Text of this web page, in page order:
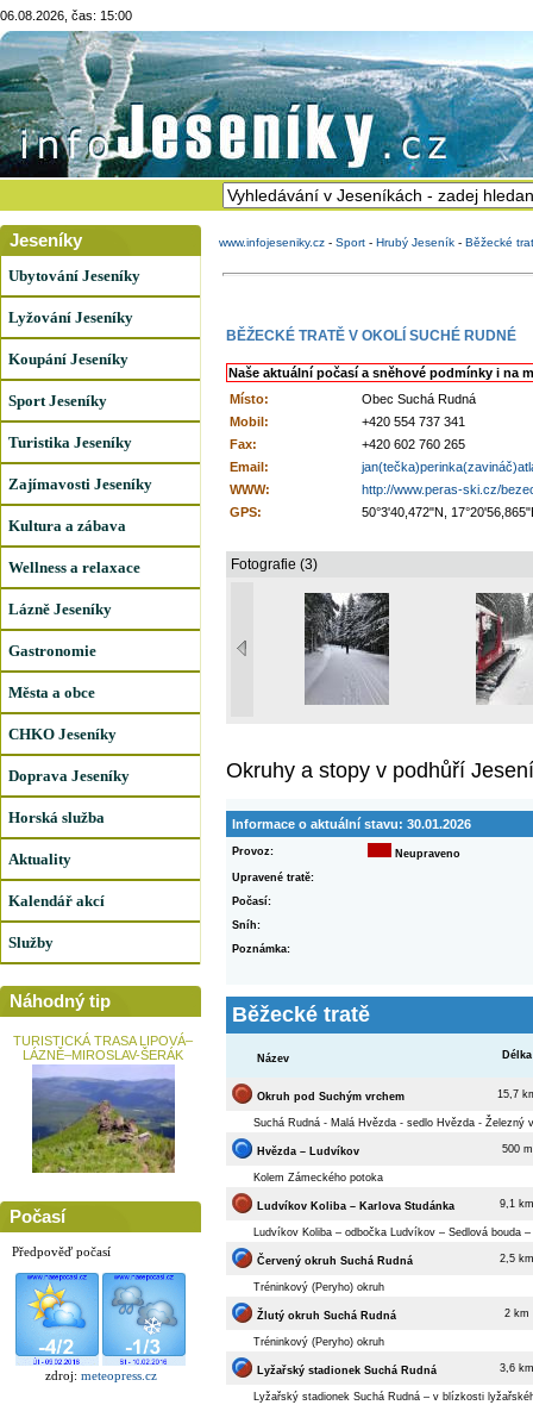
06.08.2026, čas: 15:00
Jeseníky
Ubytování Jeseníky
Lyžování Jeseníky
Koupání Jeseníky
Sport Jeseníky
Turistika Jeseníky
Zajímavosti Jeseníky
Kultura a zábava
Wellness a relaxace
Lázně Jeseníky
Gastronomie
Města a obce
CHKO Jeseníky
Doprava Jeseníky
Horská služba
Aktuality
Kalendář akcí
Služby
Náhodný tip
TURISTICKÁ TRASA LIPOVÁ–
LÁZNĚ–MIROSLAV-ŠERÁK
Počasí
Předpověď počasí
zdroj: meteopress.cz
www.infojeseniky.cz - Sport - Hrubý Jeseník - Běžecké
BĚŽECKÉ TRATĚ V OKOLÍ SUCHÉ RUDNÉ
Naše aktuální počasí a sněhové podmínky i na
Místo:
Obec Suchá Rudná
Mobil:
+420 554 737 341
Fax:
+420 602 760 265
Email:
WWW:
http://www.peras-ski.cz/
GPS:
50°3'40,472"N,
Fotografie (3)
Okruhy a stopy v podhůří
Informace o aktuální stavu: 30.01.2026
Provoz:
Neupraveno
Upravené tratě:
Počasí:
Sníh:
Poznámka:
Běžecké tratě
Název Délka
Okruh pod Suchým vrchem 15,7
Suchá Rudná - Malá Hvězda - sedlo Hvězda - Železný
Hvězda – Ludvíkov 500 m
Kolem Zámeckého potoka
Ludvíkov Koliba – Karlova Studánka 9,1
Ludvíkov Koliba – odbočka Ludvíkov – Sedlová bouda
Červený okruh Suchá Rudná 2,5
Tréninkový (Peryho) okruh
Žlutý okruh Suchá Rudná 2 km
Tréninkový (Peryho) okruh
Lyžařský stadionek Suchá Rudná 3,6
Lyžařský stadionek Suchá Rudná – v blízkosti